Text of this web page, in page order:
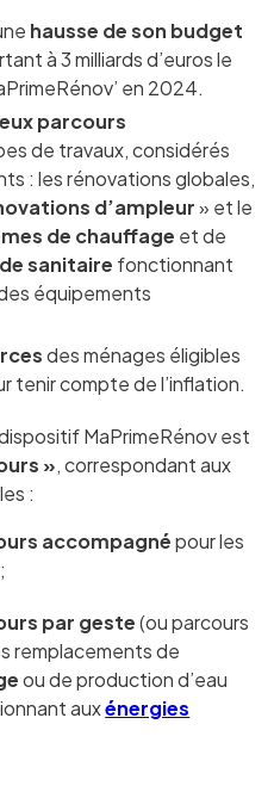
hausse de son budget
à 3 milliards d’euros le
en 2024.
parcours
de travaux, considérés
: les rénovations globales,
d’ampleur» et le
de chauffage et de
sanitaire fonctionnant
équipements
des ménages éligibles
tenir compte de l’inflation.
MaPrimeRénov est
», correspondant aux
:
accompagnépour les
par geste(ou parcours
remplacements de
ou de production d’eau
auxénergies